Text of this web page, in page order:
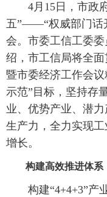
旅游 理
看天下 晋
太原日报 太原
4月15日，市政府
五”——“权威部门话
会。市委工信工委
绍，市工信局将全
暨市委经济工作会
示范”目标，坚持存
业、优势产业、潜
生产力，全力实现
增长。
构建高效推进体系
构建“4+4+3”产